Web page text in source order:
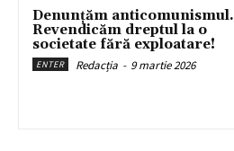
Denunțăm anticomunismul.
Revendicăm dreptul la o
societate fără exploatare!
ENTER Redacția - 9 martie 2026